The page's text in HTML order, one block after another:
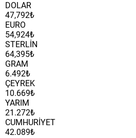
DOLAR
47,792₺
EURO
54,924₺
STERLİN
64,395₺
GRAM
6.492₺
ÇEYREK
10.669₺
YARIM
21.272₺
CUMHURİYET
42.089₺